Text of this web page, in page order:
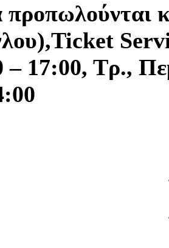
προπωλούνται
– 17:00, Τρ.,